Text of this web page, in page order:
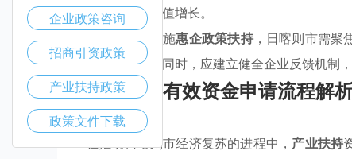
带动就业和产值增长。
为了更好地实施惠企政策扶持，日喀则市需聚
请相关扶持。同时，应建立健全企业反馈机制
有效资金申请流程解
在推动日喀则市经济复苏的进程中， 产业扶持
企业政策咨询
招商引资政策
产业扶持政策
政策文件下载